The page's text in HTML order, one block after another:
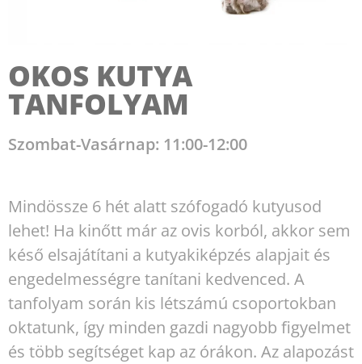
OKOS KUTYA
TANFOLYAM
Szombat-Vasárnap: 11:00-12:00
Mindössze 6 hét alatt szófogadó kutyusod
lehet! Ha kinőtt már az ovis korból, akkor sem
késő elsajátítani a kutyakiképzés alapjait és
engedelmességre tanítani kedvenced. A
tanfolyam során kis létszámú csoportokban
oktatunk, így minden gazdi nagyobb figyelmet
és több segítséget kap az órákon. Az alapozást